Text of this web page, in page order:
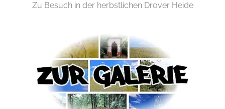
Zu Besuch in der herbstlichen Drover Heide